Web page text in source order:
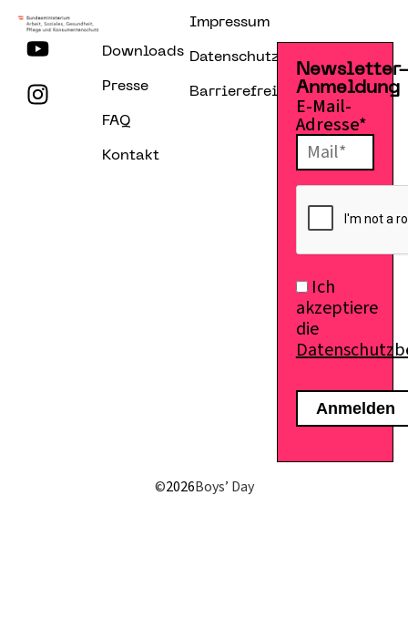
Downloads
Presse
FAQ
Kontakt
Impressum
Datenschutzerklärung
Barrierefreiheitserklärung
Anmeldung
E-Mail-
Adresse*
Ich
akzeptiere
die
©2026Boys’ Day